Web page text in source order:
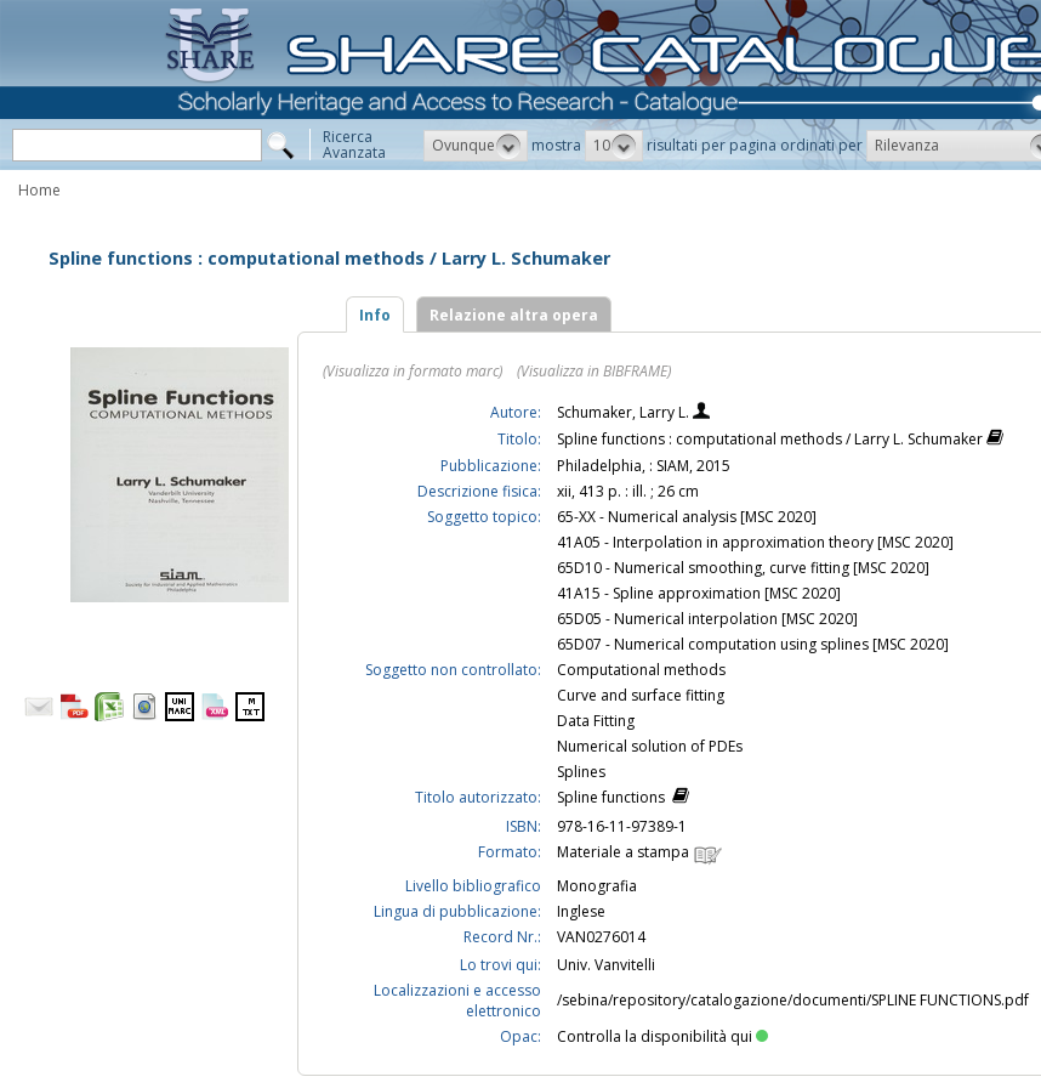
Ricerca
Avanzata Ovunque mostra 10 risultati per pagina ordinati per Rilevanza
Home
Spline functions : computational methods / Larry L. Schumaker
Info Relazione altra opera
(Visualizza in formato marc)
(Visualizza in BIBFRAME)
Autore:
Schumaker, Larry L.
Titolo:
Spline functions : computational methods / Larry L. Schumaker
Pubblicazione:
Philadelphia, : SIAM, 2015
Descrizione fisica:
xii, 413 p. : ill. ; 26 cm
Soggetto topico:
65-XX - Numerical analysis [MSC 2020]
41A05 - Interpolation in approximation theory [MSC 2020]
65D10 - Numerical smoothing, curve fitting [MSC 2020]
41A15 - Spline approximation [MSC 2020]
65D05 - Numerical interpolation [MSC 2020]
65D07 - Numerical computation using splines [MSC 2020]
Soggetto non controllato:
Computational methods
Curve and surface fitting
Data Fitting
Numerical solution of PDEs
Splines
Titolo autorizzato:
Spline functions
ISBN:
978-16-11-97389-1
Formato:
Materiale a stampa
Livello bibliografico
Monografia
Lingua di pubblicazione:
Inglese
Record Nr.:
VAN0276014
Lo trovi qui:
Univ. Vanvitelli
Localizzazioni e accesso
elettronico
/sebina/repository/catalogazione/documenti/SPLINE FUNCTIONS.pdf
Opac:
Controlla la disponibilità qui